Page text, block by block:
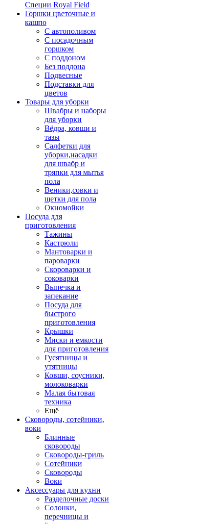
Специи Royal Field
Горшки цветочные и
кашпо
С автополивом
С посадочным
горшком
С поддоном
Без поддона
Подвесные
Подставки для
цветов
Товары для уборки
Швабры и наборы
для уборки
Вёдра, ковши и
тазы
Салфетки для
уборки,насадки
для швабр и
тряпки для мытья
пола
Веники,совки и
щетки для пола
Окномойки
Посуда для
приготовления
Тажины
Кастрюли
Мантоварки и
пароварки
Скороварки и
соковарки
Выпечка и
запекание
Посуда для
быстрого
приготовления
Крышки
Миски и емкости
для приготовления
Гусятницы и
утятницы
Ковши, соусники,
молоковарки
Малая бытовая
техника
Ещё
Сковороды, сотейники,
воки
Блинные
сковороды
Сковороды-гриль
Сотейники
Сковороды
Воки
Аксессуары для кухни
Разделочные доски
Солонки,
перечницы и